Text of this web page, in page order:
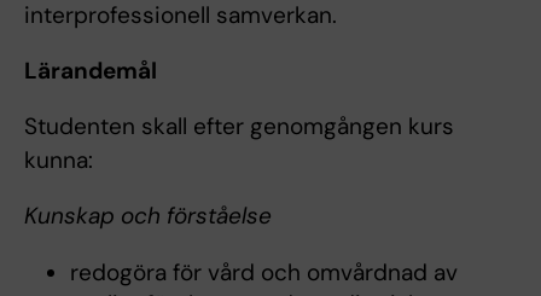
interprofessionell samverkan.
Lärandemål
Studenten skall efter genomgången kurs
kunna:
Kunskap och förståelse
redogöra för vård och omvårdnad av